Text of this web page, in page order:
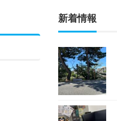
新着情報